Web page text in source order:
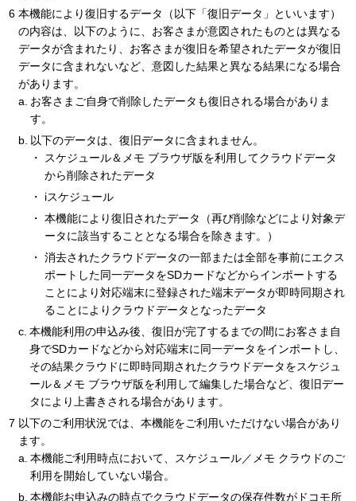
本機能により復旧するデータ（以下「復旧データ」といいます）
の内容は、以下のように、お客さまが意図されたものとは異なる
データが含まれたり、お客さまが復旧を希望されたデータが復旧
データに含まれないなど、意図した結果と異なる結果になる場合
があります。
お客さまご自身で削除したデータも復旧される場合がありま
す。
以下のデータは、復旧データに含まれません。
スケジュール＆メモ ブラウザ版を利用してクラウドデータ
から削除されたデータ
iスケジュール
本機能により復旧されたデータ（再び削除などにより対象デ
ータに該当することとなる場合を除きます。）
消去されたクラウドデータの一部または全部を事前にエクス
ポートした同一データをSDカードなどからインポートする
ことにより対応端末に登録された端末データが即時同期され
ることによりクラウドデータとなったデータ
本機能利用の申込み後、復旧が完了するまでの間にお客さま自
身でSDカードなどから対応端末に同一データをインポートし、
その結果クラウドに即時同期されたクラウドデータをスケジュ
ール＆メモ ブラウザ版を利用して編集した場合など、復旧デー
タにより上書きされる場合があります。
以下のご利用状況では、本機能をご利用いただけない場合があり
ます。
本機能ご利用時点において、スケジュール／メモ クラウドのご
利用を開始していない場合。
本機能お申込みの時点でクラウドデータの保存件数がドコモ所